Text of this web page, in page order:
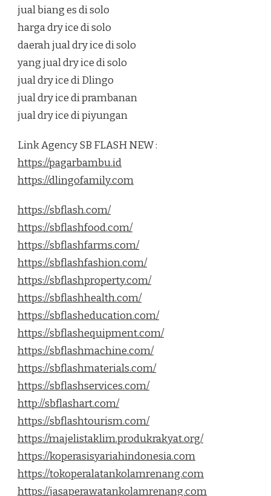
jual biang es di solo
harga dry ice di solo
daerah jual dry ice di solo
yang jual dry ice di solo
jual dry ice di Dlingo
jual dry ice di prambanan
jual dry ice di piyungan
Link Agency SB FLASH NEW :
https://pagarbambu.id
https://dlingofamily.com
https://sbflash.com/
https://sbflashfood.com/
https://sbflashfarms.com/
https://sbflashfashion.com/
https://sbflashproperty.com/
https://sbflashhealth.com/
https://sbflasheducation.com/
https://sbflashequipment.com/
https://sbflashmachine.com/
https://sbflashmaterials.com/
https://sbflashservices.com/
http://sbflashart.com/
https://sbflashtourism.com/
https://majelistaklim.produkrakyat.org/
https://koperasisyariahindonesia.com
https://tokoperalatankolamrenang.com
https://jasaperawatankolamrenang.com